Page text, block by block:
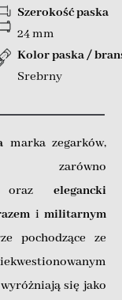
Szerokość paska
24 mm
Kolor paska /
Srebrny
marka zegarków,
oraz elegancki
imilitarnym
pochodzące ze
wyróżniają się jako